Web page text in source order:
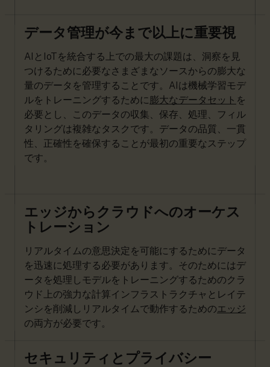
データ管理が今まで以上に重要視
AIとIoTを統合する上での最大の課題は、洞察を見
つけるために必要なさまざまなソースからの膨大な
量のデータを管理することです。AIは機械学習モデ
ルをトレーニングするために 膨大なデータセット を
必要とし、このデータの収集、保存、処理、フィル
タリングは複雑なタスクです。データの品質、一貫
性、正確性を確保することが最初の重要なステップ
です。
エッジからクラウドへのオーケス
トレーション
リアルタイムの意思決定を可能にするためにデータ
を迅速に処理する必要があります。そのためにはデ
ータを処理しモデルをトレーニングするためのクラ
ウド上の強力な計算インフラストラクチャとレイテ
ンシを削減しリアルタイムで動作するためのエッジ
の両方が必要です。
セキュリティとプライバシー